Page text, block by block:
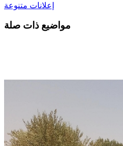
إعلانات متنوعة
مواضيع ذات صلة